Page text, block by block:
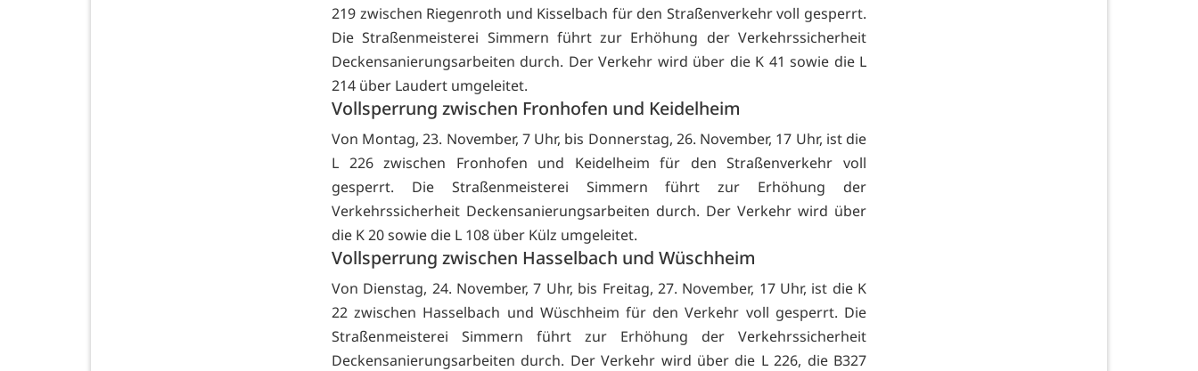
219 zwischen Riegenroth und Kisselbach für den Straßenverkehr voll gesperrt.
Die Straßenmeisterei Simmern führt zur Erhöhung der Verkehrssicherheit
Deckensanierungsarbeiten durch. Der Verkehr wird über die K 41 sowie die L
214 über Laudert umgeleitet.
Vollsperrung zwischen Fronhofen und Keidelheim
Von Montag, 23. November, 7 Uhr, bis Donnerstag, 26. November, 17 Uhr, ist die
L 226 zwischen Fronhofen und Keidelheim für den Straßenverkehr voll
gesperrt. Die Straßenmeisterei Simmern führt zur Erhöhung der
Verkehrssicherheit Deckensanierungsarbeiten durch. Der Verkehr wird über
die K 20 sowie die L 108 über Külz umgeleitet.
Vollsperrung zwischen Hasselbach und Wüschheim
Von Dienstag, 24. November, 7 Uhr, bis Freitag, 27. November, 17 Uhr, ist die K
22 zwischen Hasselbach und Wüschheim für den Verkehr voll gesperrt. Die
Straßenmeisterei Simmern führt zur Erhöhung der Verkehrssicherheit
Deckensanierungsarbeiten durch. Der Verkehr wird über die L 226, die B327